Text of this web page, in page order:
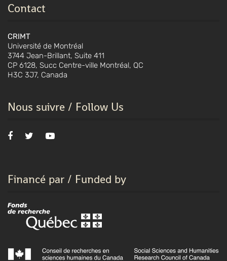
Contact
CRIMT
Université de Montréal
3744 Jean-Brillant, Suite 411
CP 6128, Succ Centre-ville Montréal, QC
H3C 3J7, Canada
Nous suivre / Follow Us
Financé par / Funded by